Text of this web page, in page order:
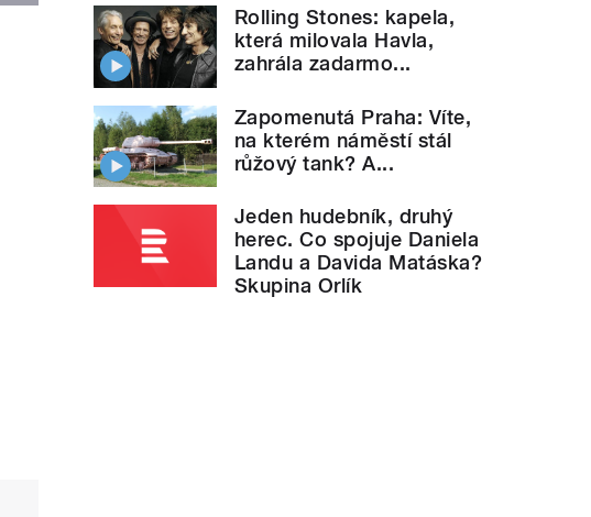
Rolling Stones: kapela,
která milovala Havla,
zahrála zadarmo...
Zapomenutá Praha: Víte,
na kterém náměstí stál
růžový tank? A...
Jeden hudebník, druhý
herec. Co spojuje Daniela
Landu a Davida Matáska?
Skupina Orlík